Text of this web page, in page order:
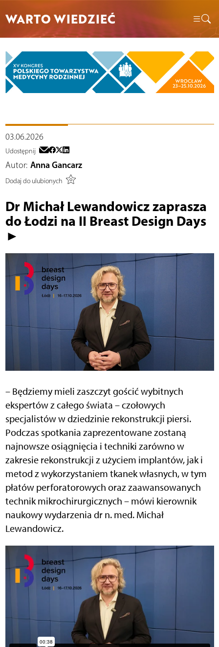
WARTO WIEDZIEĆ
03.06.2026
Udostępnij
Autor: Anna Gancarz
Dodaj do ulubionych
Dr Michał Lewandowicz zaprasza
do Łodzi na II Breast Design Days
►
– Będziemy mieli zaszczyt gościć wybitnych
ekspertów z całego świata – czołowych
specjalistów w dziedzinie rekonstrukcji piersi.
Podczas spotkania zaprezentowane zostaną
najnowsze osiągnięcia i techniki zarówno w
zakresie rekonstrukcji z użyciem implantów, jak i
metod z wykorzystaniem tkanek własnych, w tym
płatów perforatorowych oraz zaawansowanych
technik mikrochirurgicznych – mówi kierownik
naukowy wydarzenia dr n. med. Michał
Lewandowicz.